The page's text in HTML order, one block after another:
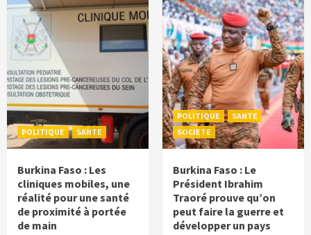
POLITIQUE SANTE
Burkina Faso : Les
cliniques mobiles, une
réalité pour une santé
de proximité à portée
de main
POLITIQUE
SANTE
SOCIETE
Burkina Faso : Le
Président Ibrahim
Traoré prouve qu’on
peut faire la guerre et
développer un pays